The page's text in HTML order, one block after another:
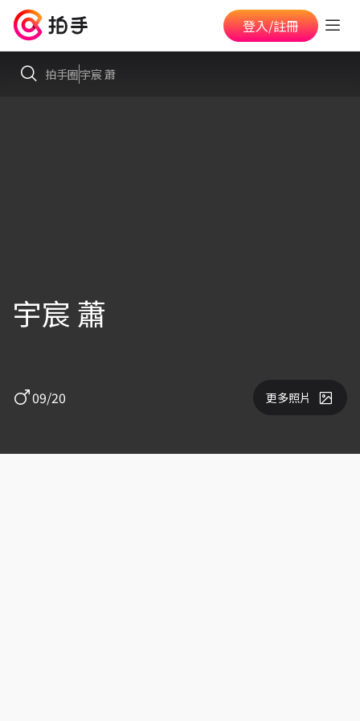
登入/註冊
拍手圈宇宸 蕭
宇宸 蕭
09/20 更多照片